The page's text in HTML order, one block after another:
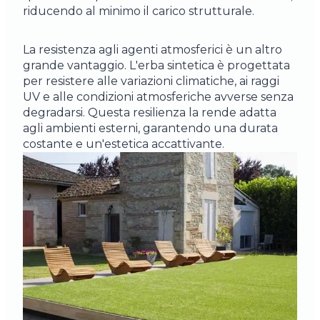
riducendo al minimo il carico strutturale.
La resistenza agli agenti atmosferici è un altro
grande vantaggio. L'erba sintetica è progettata
per resistere alle variazioni climatiche, ai raggi
UV e alle condizioni atmosferiche avverse senza
degradarsi. Questa resilienza la rende adatta
agli ambienti esterni, garantendo una durata
costante e un'estetica accattivante.